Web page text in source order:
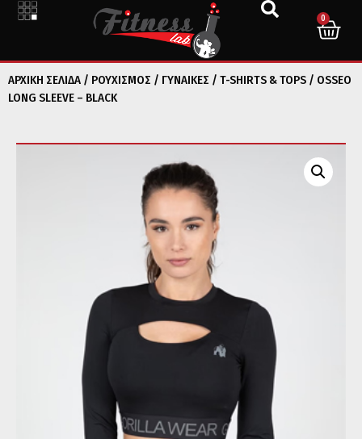
0
ΑΡΧΙΚΉ ΣΕΛΊΔΑ / ΡΟΥΧΙΣΜΟΣ / ΓΥΝΑΙΚΕΣ / T-SHIRTS & TOPS / OSSEO
LONG SLEEVE – BLACK